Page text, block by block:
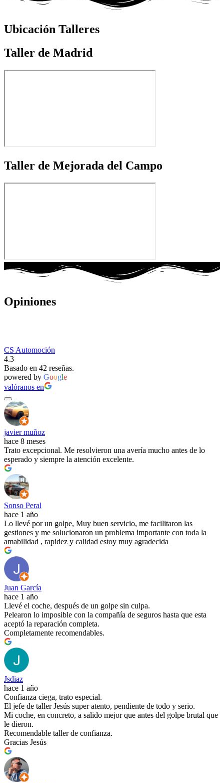
Ubicación Talleres
Taller de Madrid
Taller de Mejorada del Campo
Opiniones
CS Automoción
4.3
Basado en 42 reseñas.
powered by Google
valóranos en
javier muñoz
hace 8 meses
Trato excepcional. Me resolvieron una avería mucho antes de lo
esperado y siempre la atención excelente.
Sonso Peral
hace 1 año
Lo llevé por un golpe, Muy buen servicio, me facilitaron las
gestiones y me solucionaron un problema importante con toda la
amabilidad , rapidez y calidad estoy muy agradecida
Juan García
hace 1 año
Llevé el coche, después de un golpe sin culpa.
Pelearon lo imposible con la compañía de seguros hasta que esta
aceptó la reparación completa.
Completamente recomendables.
Jsdiaz
hace 1 año
Confianza ciega, trato especial.
El jefe de taller Jesús super atento, pendiente de todo y serio.
Mi coche, en concreto, a salido mejor que antes del golpe brutal que
le dieron.
Recomendable taller de confianza.
Gracias Jesús